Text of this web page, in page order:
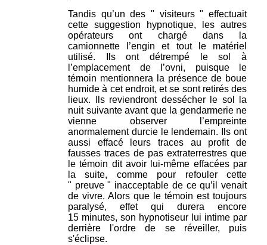
Tandis qu’un des " visiteurs " effectuait
cette suggestion hypnotique, les autres
opérateurs ont chargé dans la
camionnette l’engin et tout le matériel
utilisé. Ils ont détrempé le sol à
l’emplacement de l’ovni, puisque le
témoin mentionnera la présence de boue
humide à cet endroit, et se sont retirés des
lieux. Ils reviendront dessécher le sol la
nuit suivante avant que la gendarmerie ne
vienne observer l’empreinte
anormalement durcie le lendemain. Ils ont
aussi effacé leurs traces au profit de
fausses traces de pas extraterrestres que
le témoin dit avoir lui-même effacées par
la suite, comme pour refouler cette
" preuve " inacceptable de ce qu’il venait
de vivre. Alors que le témoin est toujours
paralysé, effet qui durera encore
15 minutes, son hypnotiseur lui intime par
derrière l'ordre de se réveiller, puis
s'éclipse.